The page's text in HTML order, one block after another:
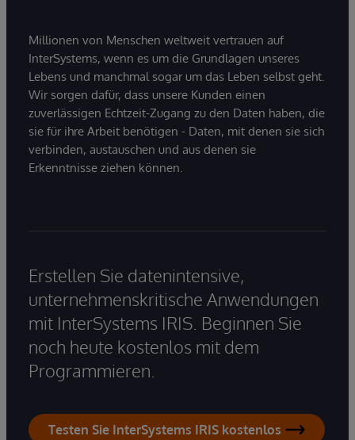
Millionen von Menschen weltweit vertrauen auf
InterSystems, wenn es um die Grundlagen unseres
Lebens und manchmal sogar um das Leben selbst geht.
Wir sorgen dafür, dass unsere Kunden einen
zuverlässigen Echtzeit-Zugang zu den Daten haben, die
sie für ihre Arbeit benötigen - Daten, mit denen sie sich
verbinden, austauschen und aus denen sie
Erkenntnisse ziehen können.
Erstellen Sie datenintensive,
unternehmenskritische Anwendungen
mit InterSystems IRIS. Beginnen Sie
noch heute kostenlos mit dem
Programmieren.
Testen Sie InterSystems IRIS kostenlos